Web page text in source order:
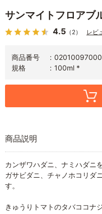
サンマイトフロアブ
4.5 （2） レビ
商品番号
規格
100ml *
商品説明
カンザワハダニ、ナミハダニ
ガサビダニ、チャノホコリダ
す。
きゅうりトマトのタバココナ